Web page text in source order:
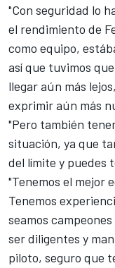
"Con seguridad lo
el rendimiento de
como equipo,
así que tuvimos
llegar aún más
exprimir aún más
"Pero también
situación, ya que
del límite y puedes
"Tenemos el mejor
Tenemos
seamos
ser diligentes y
piloto, seguro que